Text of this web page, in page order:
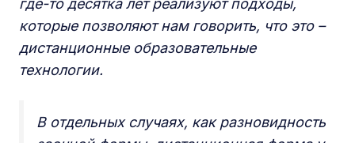
где-то десятка лет реализуют подходы,
которые позволяют нам говорить, что это –
дистанционные образовательные
технологии.
В отдельных случаях, как разновидность